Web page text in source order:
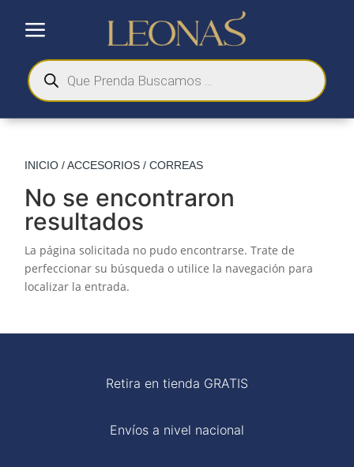
a
Búsqueda
de
productos
INICIO /ACCESORIOS / CORREAS
No se encontraron
resultados
La página solicitada no pudo encontrarse. Trate de
perfeccionar su búsqueda o utilice la navegación para
localizar la entrada.
Retira en tienda GRATIS
Envíos a nivel nacional